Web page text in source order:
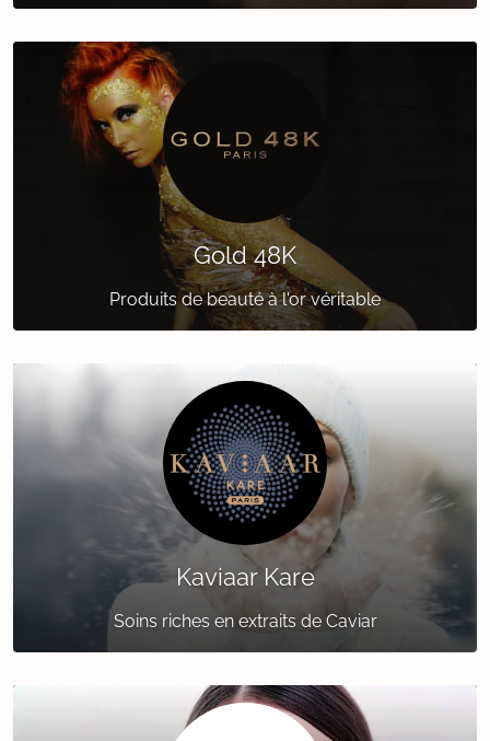
Gold 48K
Produits de beauté à l'or véritable
Kaviaar Kare
Soins riches en extraits de Caviar